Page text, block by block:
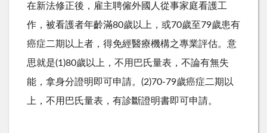
在新法修正後，雇主聘僱外國人從事家庭看護工
作，被看護者年齡滿80歲以上，或70歲至79歲患有
癌症二期以上者，得免經醫療機構之專業評估。意
思就是(1)80歲以上，不用巴氏量表，不論有無失
能，拿身分證明即可申請。 (2)70-79歲癌症二期以
上，不用巴氏量表，有診斷證明書即可申請。